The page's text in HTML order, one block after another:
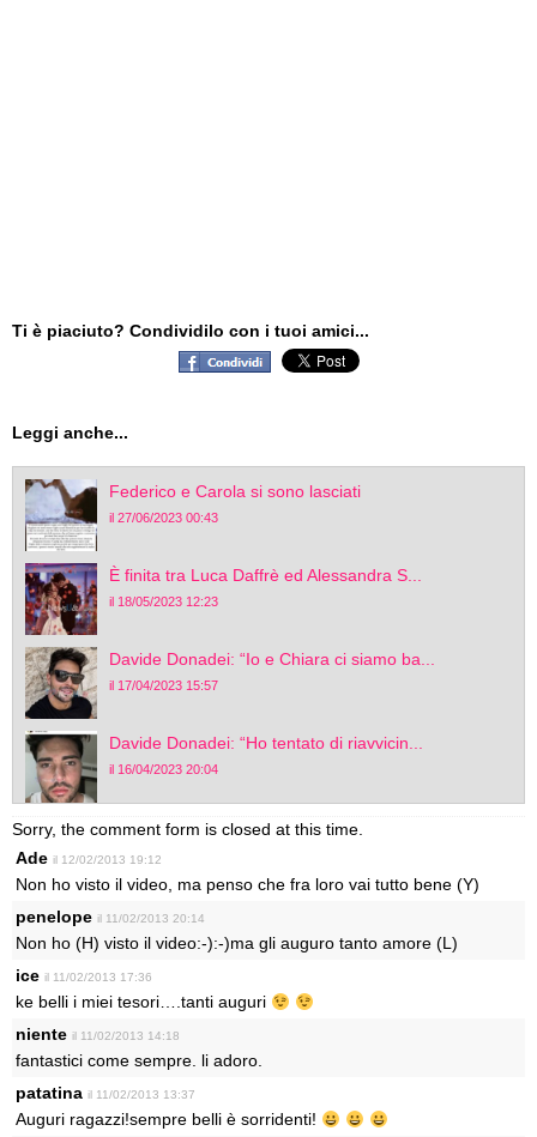
Ti è piaciuto? Condividilo con i tuoi amici...
Leggi anche...
Federico e Carola si sono lasciati
il 27/06/2023 00:43
È finita tra Luca Daffrè ed Alessandra S...
il 18/05/2023 12:23
Davide Donadei: “Io e Chiara ci siamo ba...
il 17/04/2023 15:57
Davide Donadei: “Ho tentato di riavvicin...
il 16/04/2023 20:04
Sorry, the comment form is closed at this time.
Ade il 12/02/2013 19:12
Non ho visto il video, ma penso che fra loro vai tutto bene (Y)
penelope il 11/02/2013 20:14
Non ho (H) visto il video:-):-)ma gli auguro tanto amore (L)
ice il 11/02/2013 17:36
ke belli i miei tesori….tanti auguri
niente il 11/02/2013 14:18
fantastici come sempre. li adoro.
patatina il 11/02/2013 13:37
Auguri ragazzi!sempre belli è sorridenti!